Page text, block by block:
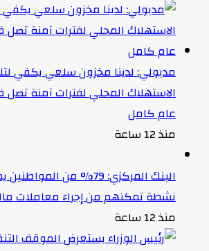
مدبولي: لدينا مخزون سلعي يكفي
الاستهلاك المحلي لفترات آمنة
عام كامل
منذ 12 ساعة
البنك المركزي: 79% من
نشطة تمكنهم من إجراء معاملات
منذ 12 ساعة